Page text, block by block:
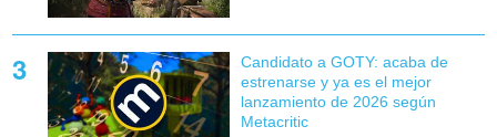
Candidato a GOTY: acaba de
estrenarse y ya es el mejor
lanzamiento de 2026 según
Metacritic